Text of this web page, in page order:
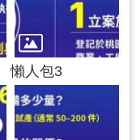
懶人包3